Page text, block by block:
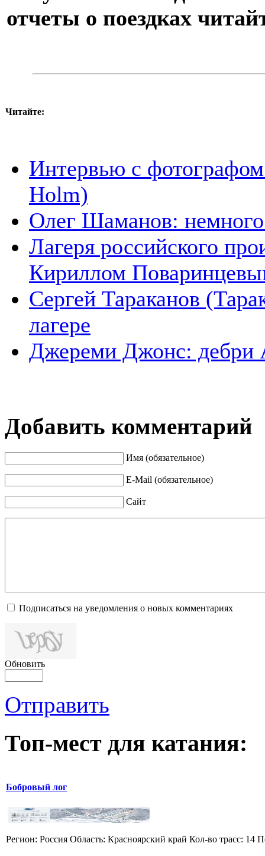
отчеты о поездках
Читайте:
Интервью с
Holm)
Олег Шаманов: немного
Лагеря российского
Кириллом
Сергей Тараканов
лагере
Джереми Джонс: дебри
Добавить комментарий
Имя (обязательное)
E-Mail (обязательное)
Сайт
Подписаться на уведомления о новых комментариях
Обновить
Отправить
Топ-мест для катания:
Бобровый лог
Регион: Россия Область: Красноярский край Кол-во трасс: